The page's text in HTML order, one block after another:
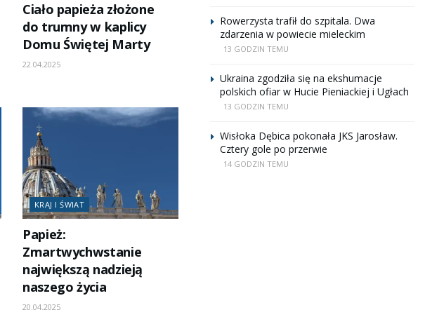
Ciało papieża złożone
do trumny w kaplicy
Domu Świętej Marty
22.04.2025
KRAJ I ŚWIAT
Papież:
Zmartwychwstanie
największą nadzieją
naszego życia
20.04.2025
Rowerzysta trafił do szpitala. Dwa
zdarzenia w powiecie mieleckim
13 GODZIN TEMU
Ukraina zgodziła się na ekshumacje
polskich ofiar w Hucie Pieniackiej i Ugłach
13 GODZIN TEMU
Wisłoka Dębica pokonała JKS Jarosław.
Cztery gole po przerwie
14 GODZIN TEMU